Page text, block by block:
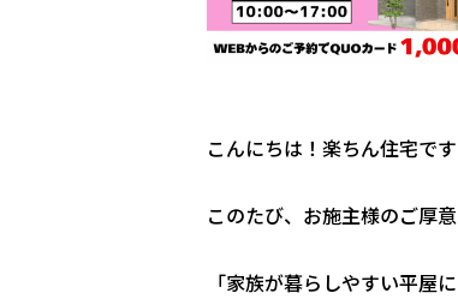
こんにちは！楽ちん住宅で
このたび、お施主様のご厚意
「家族が暮らしやすい平屋に